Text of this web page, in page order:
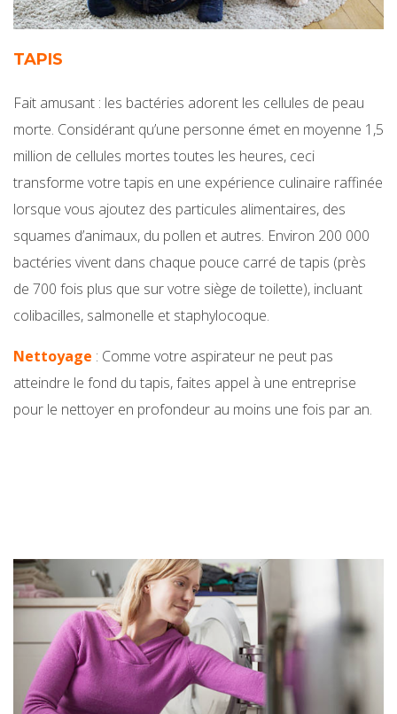
TAPIS
Fait amusant : les bactéries adorent les cellules de peau
morte. Considérant qu’une personne émet en moyenne 1,5
million de cellules mortes toutes les heures, ceci
transforme votre tapis en une expérience culinaire raffinée
lorsque vous ajoutez des particules alimentaires, des
squames d’animaux, du pollen et autres. Environ 200 000
bactéries vivent dans chaque pouce carré de tapis (près
de 700 fois plus que sur votre siège de toilette), incluant
colibacilles, salmonelle et staphylocoque.
Nettoyage : Comme votre aspirateur ne peut pas
atteindre le fond du tapis, faites appel à une entreprise
pour le nettoyer en profondeur au moins une fois par an.